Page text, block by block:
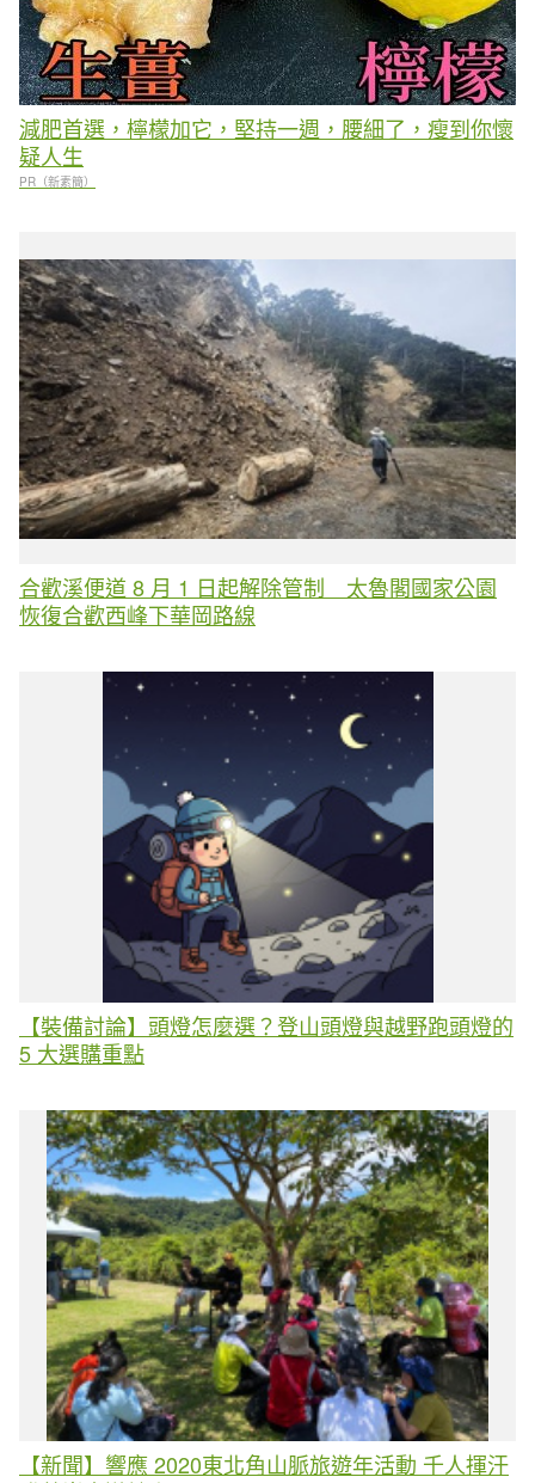
減肥首選，檸檬加它，堅持一週，腰細了，瘦到你懷
疑人生
PR（新素簡）
合歡溪便道 8 月 1 日起解除管制 太魯閣國家公園
恢復合歡西峰下華岡路線
【裝備討論】頭燈怎麼選？登山頭燈與越野跑頭燈的
5 大選購重點
【新聞】響應 2020東北角山脈旅遊年活動 千人揮汗